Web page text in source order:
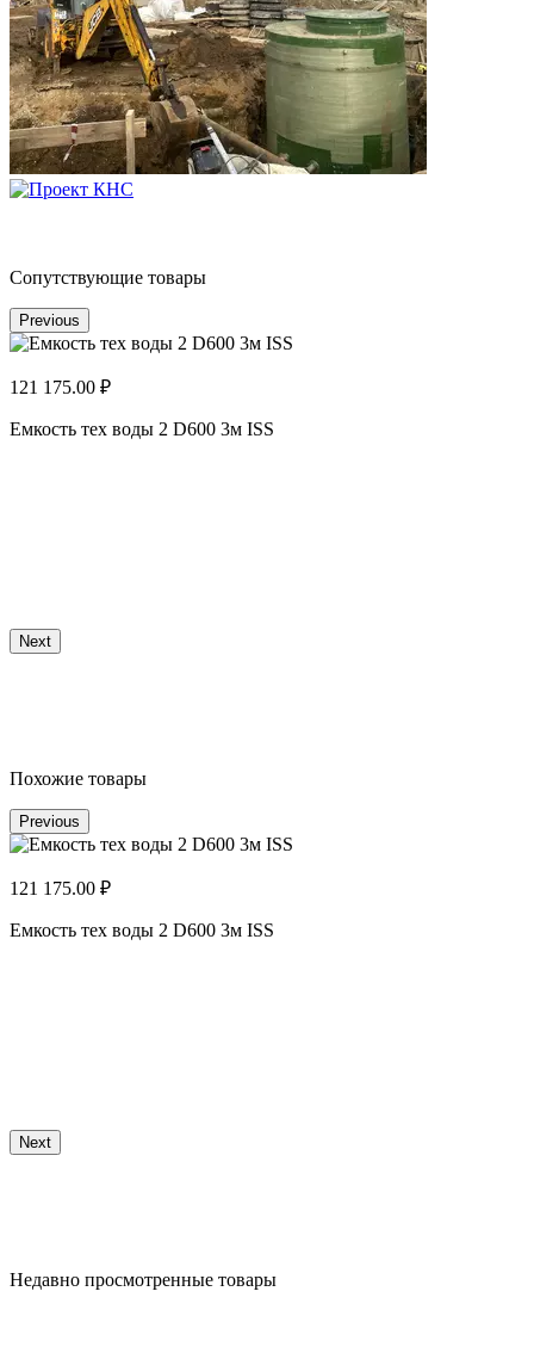
Сопутствующие товары
Previous
121 175.00 ₽
Емкость тех воды 2 D600 3м ISS
Next
Похожие товары
Previous
121 175.00 ₽
Емкость тех воды 2 D600 3м ISS
Next
Недавно просмотренные товары